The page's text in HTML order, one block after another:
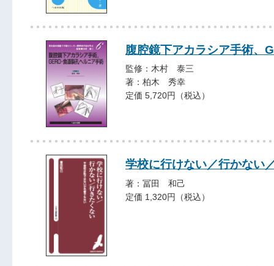
腹腔鏡下アカラシア手術、
監修：木村 泰三
著：柏木 秀幸
定価 5,720円（税込）
学校に行けない／行かない
著：冨田 和己
定価 1,320円（税込）